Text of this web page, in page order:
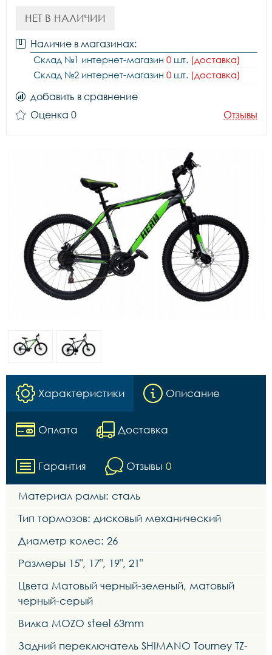
НЕТ В НАЛИЧИИ
Наличие в магазинах:
Склад №1 интернет-магазин 0 шт. (доставка)
Склад №2 интернет-магазин 0 шт. (доставка)
добавить в сравнение
Оценка 0
Отзывы
Характеристики Описание
Оплата Доставка
Гарантия Отзывы 0
Материал рамы: сталь
Тип тормозов: дисковый механический
Диаметр колес: 26
Размеры 15", 17", 19", 21"
Цвета Матовый черный-зеленый, матовый
черный-серый
Вилка MOZO steel 63mm
Задний переключатель SHIMANO Tourney TZ-